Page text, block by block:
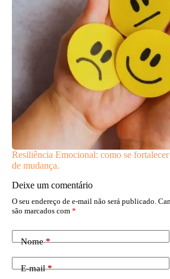
Resiliência Emocional: como se
de mudança.
Deixe um comentário
O seu endereço de e-mail não será publicado.
são marcados com *
Nome*
E-mail*